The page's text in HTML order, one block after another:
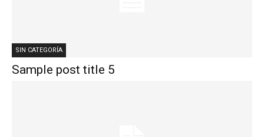
SIN CATEGORÍA
Sample post title 5